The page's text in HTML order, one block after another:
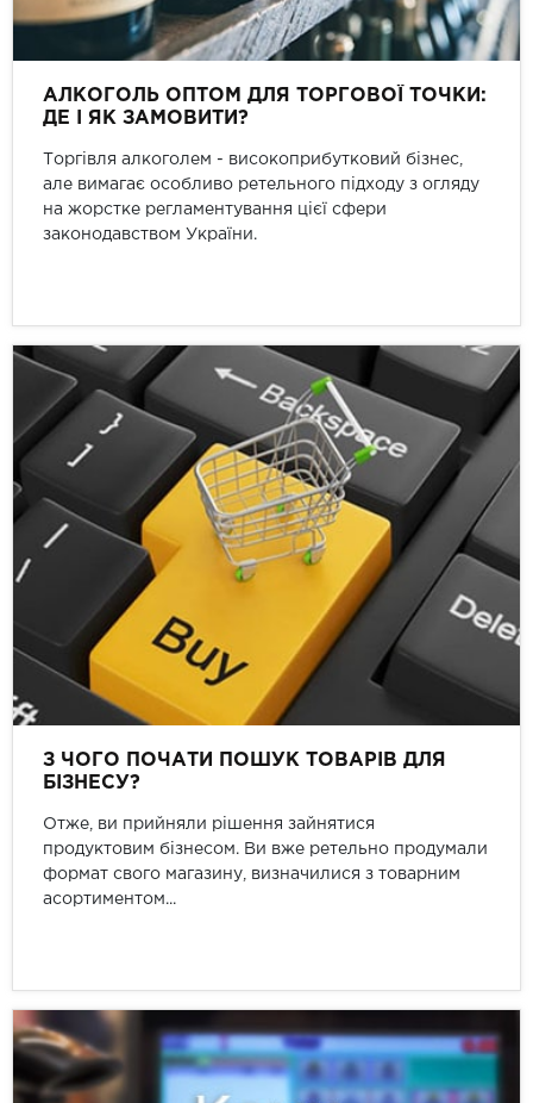
АЛКОГОЛЬ ОПТОМ ДЛЯ ТОРГОВОЇ ТОЧКИ:
ДЕ І ЯК ЗАМОВИТИ?
Торгівля алкоголем - високоприбутковий бізнес,
але вимагає особливо ретельного підходу з огляду
на жорстке регламентування цієї сфери
законодавством України.
З ЧОГО ПОЧАТИ ПОШУК ТОВАРІВ ДЛЯ
БІЗНЕСУ?
Отже, ви прийняли рішення зайнятися
продуктовим бізнесом. Ви вже ретельно продумали
формат свого магазину, визначилися з товарним
асортиментом...